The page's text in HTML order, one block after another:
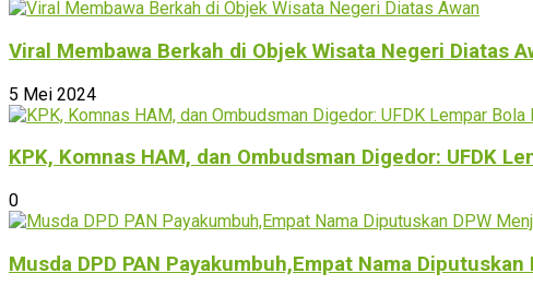
Viral Membawa Berkah di Objek Wisata Negeri Diatas
5 Mei 2024
KPK, Komnas HAM, dan Ombudsman Digedor: UFDK
0
Musda DPD PAN Payakumbuh,Empat Nama